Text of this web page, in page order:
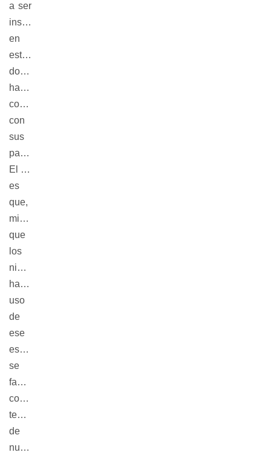
a ser
instalados
en
establecimientos
donde
habitualmente
concurren
con
sus
padres.
El objetivo
es
que,
mientras
que
los
niños
hacen
uso
de
ese
espacio,
se
familiaricen
con diferentes
temáticas
de
nuestro